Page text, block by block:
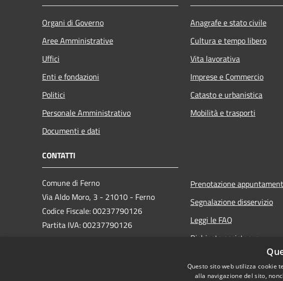
Organi di Governo
Aree Amministrative
Uffici
Enti e fondazioni
Politici
Personale Amministrativo
Documenti e dati
Anagrafe e stato civile
Cultura e tempo libero
Vita lavorativa
Imprese e Commercio
Catasto e urbanistica
Mobilità e trasporti
CONTATTI
Comune di Ferno
Via Aldo Moro, 3 - 21010 - Ferno
Codice Fiscale: 00237790126
Partita IVA: 00237790126
Prenotazione
Segnalazione disservizio
Leggi le FAQ
Richiesta assistenza
Questo sito web utilizza cookie
alla navigazione del sito,